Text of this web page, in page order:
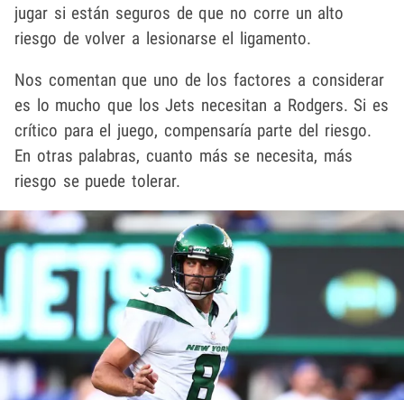
jugar si están seguros de que no corre un alto
riesgo de volver a lesionarse el ligamento.
Nos comentan que uno de los factores a considerar
es lo mucho que los Jets necesitan a Rodgers. Si es
crítico para el juego, compensaría parte del riesgo.
En otras palabras, cuanto más se necesita, más
riesgo se puede tolerar.